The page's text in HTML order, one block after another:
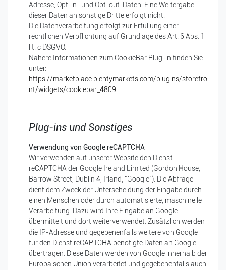
Adresse, Opt-in- und Opt-out-Daten. Eine Weitergabe
dieser Daten an sonstige Dritte erfolgt nicht.
Die Datenverarbeitung erfolgt zur Erfüllung einer
rechtlichen Verpflichtung auf Grundlage des Art. 6 Abs. 1
lit. c DSGVO.
Nähere Informationen zum CookieBar Plug-in finden Sie
unter:
https://marketplace.plentymarkets.com/plugins/storefro
nt/widgets/cookiebar_4809
Plug-ins und Sonstiges
Verwendung von Google reCAPTCHA
Wir verwenden auf unserer Website den Dienst
reCAPTCHA der Google Ireland Limited (Gordon House,
Barrow Street, Dublin 4, Irland; "Google"). Die Abfrage
dient dem Zweck der Unterscheidung der Eingabe durch
einen Menschen oder durch automatisierte, maschinelle
Verarbeitung. Dazu wird Ihre Eingabe an Google
übermittelt und dort weiterverwendet. Zusätzlich werden
die IP-Adresse und gegebenenfalls weitere von Google
für den Dienst reCAPTCHA benötigte Daten an Google
übertragen. Diese Daten werden von Google innerhalb der
Europäischen Union verarbeitet und gegebenenfalls auch